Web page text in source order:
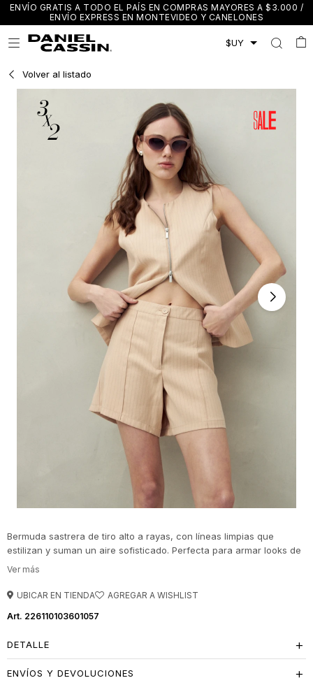
ENVÍO GRATIS A TODO EL PAÍS EN COMPRAS MAYORES A $3.000 /
ENVÍO EXPRESS EN MONTEVIDEO Y CANELONES

Volver al listado
Bermuda sastrera de tiro alto a rayas, con líneas limpias que
estilizan y suman un aire sofisticado. Perfecta para armar looks de
oficina frescos y elegantes durante el verano.
UBICAR EN TIENDA
226110103601057
DETALLE
ENVÍOS Y DEVOLUCIONES